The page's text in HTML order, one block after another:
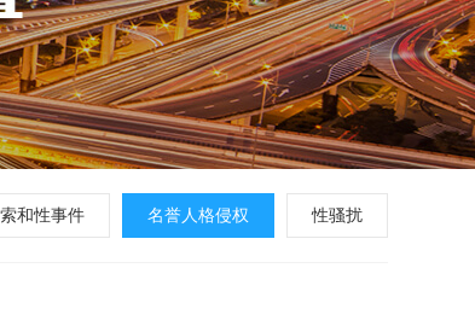
和性事件 名誉人格侵权 性骚扰